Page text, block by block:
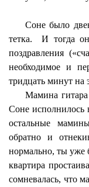
Соне было
тетка.
И тогда
поздравления
необходимое и
тридцать минут
Мамина
Соне исполнилось
остальные
обратно и
нормально, ты уже
квартира
сомневалась, что